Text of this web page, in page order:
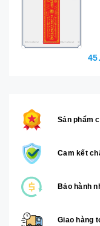
Sản phẩm
Cam kết
Bảo hành
Giao hàng